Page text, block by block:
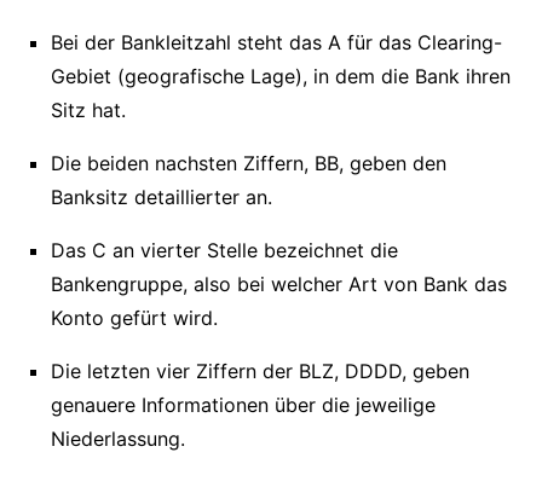
Bei der Bankleitzahl steht das A für das Clearing-
Gebiet (geografische Lage), in dem die Bank ihren
Sitz hat.
Die beiden nachsten Ziffern, BB, geben den
Banksitz detaillierter an.
Das C an vierter Stelle bezeichnet die
Bankengruppe, also bei welcher Art von Bank das
Konto gefürt wird.
Die letzten vier Ziffern der BLZ, DDDD, geben
genauere Informationen über die jeweilige
Niederlassung.